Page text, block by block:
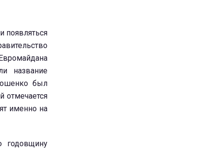
появляться
название
был
отмечается
именно на
годовщину